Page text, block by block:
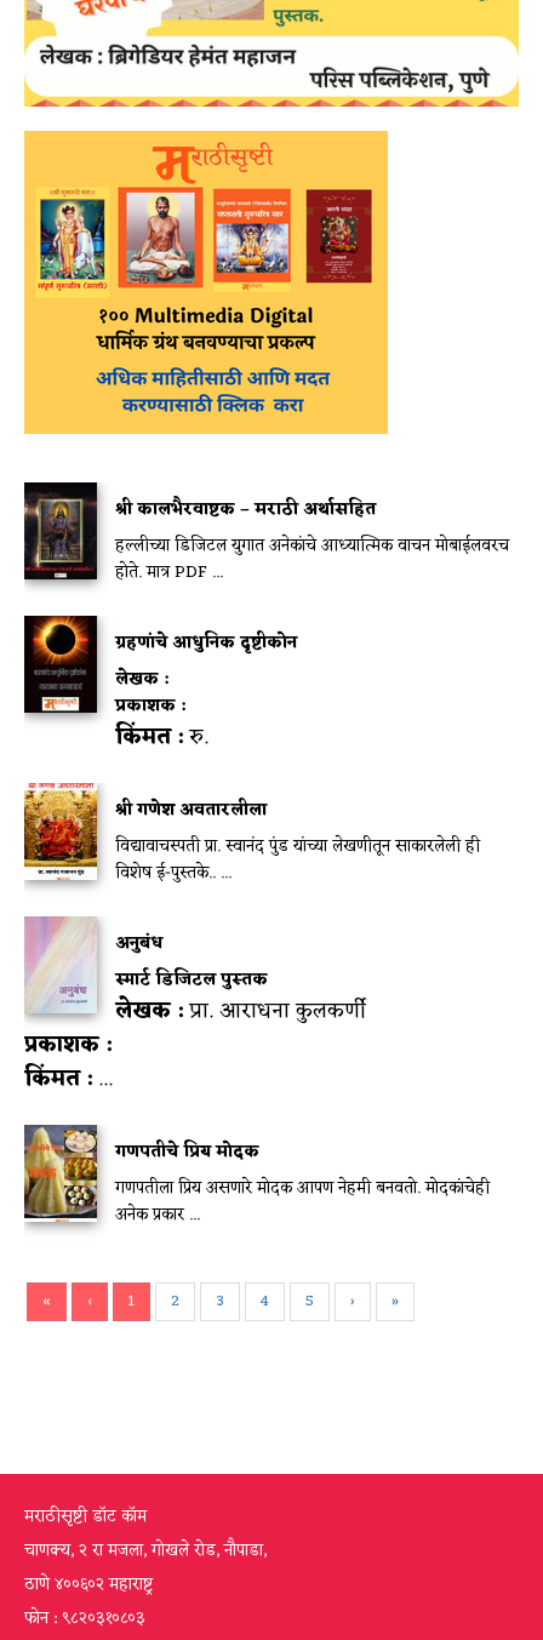
श्री कालभैरवाष्टक – मराठी अर्थासहित
हल्लीच्या डिजिटल युगात अनेकांचे आध्यात्मिक वाचन मोबाईलवरच
होते. मात्र PDF ...
ग्रहणांचे आधुनिक दृष्टीकोन
लेखक :
प्रकाशक :
किंमत :रु.
श्री गणेश अवतारलीला
विद्यावाचस्पती प्रा. स्वानंद पुंड यांच्या लेखणीतून साकारलेली ही
विशेष ई-पुस्तके.. ...
अनुबंध
स्मार्ट डिजिटल पुस्तक
लेखक :प्रा. आराधना कुलकर्णी
प्रकाशक :
किंमत :...
गणपतीचे प्रिय मोदक
गणपतीला प्रिय असणारे मोदक आपण नेहमी बनवतो. मोदकांचेही
अनेक प्रकार ...
« ‹ 1 2 3 4 5 › »
मराठीसृष्टी डॉट कॉम
चाणक्य, २ रा मजला, गोखले रोड, नौपाडा,
ठाणे ४००६०२ महाराष्ट्र
फोन : ९८२०३१०८०३